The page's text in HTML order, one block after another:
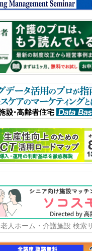
老人ホーム・介護施設 検索